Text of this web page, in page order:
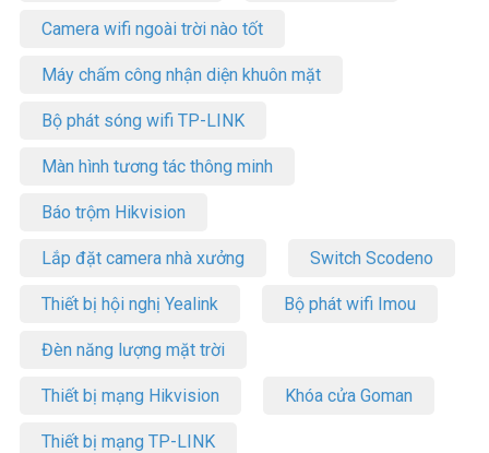
Camera wifi ngoài trời nào tốt
Máy chấm công nhận diện khuôn mặt
Bộ phát sóng wifi TP-LINK
Màn hình tương tác thông minh
Báo trộm Hikvision
Lắp đặt camera nhà xưởng Switch Scodeno
Thiết bị hội nghị Yealink Bộ phát wifi Imou
Đèn năng lượng mặt trời
Thiết bị mạng Hikvision Khóa cửa Goman
Thiết bị mạng TP-LINK